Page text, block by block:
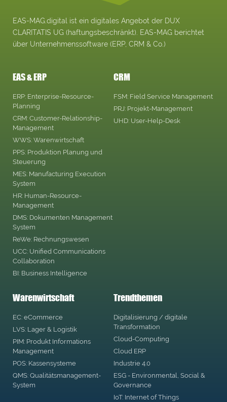
EAS-MAG.digital ist ein digitales Angebot der DUX
CLARITATIS UG (haftungsbeschränkt). EAS-MAG berichtet
über Unternehmenssoftware (ERP, CRM & Co.)
EAS & ERP
ERP: Enterprise-Resource-
Planning
CRM: Customer-Relationship-
Management
WWS: Warenwirtschaft
PPS: Produktion Planung und
Steuerung
MES: Manufacturing Execution
System
HR: Human-Resource-
Management
DMS: Dokumenten Management
System
ReWe: Rechnungswesen
UCC: Unified Communications
Collaboration
BI: Business Intelligence
CRM
FSM: Field Service Management
PRJ: Projekt-Management
UHD: User-Help-Desk
Warenwirtschaft
EC: eCommerce
LVS: Lager & Logistik
PIM: Produkt Informations
Management
POS: Kassensysteme
QMS: Qualitätsmanagement-
System
Trendthemen
Digitalisierung / digitale
Transformation
Cloud-Computing
Cloud ERP
Industrie 4.0
ESG - Environmental, Social &
Governance
IoT: Internet of Things